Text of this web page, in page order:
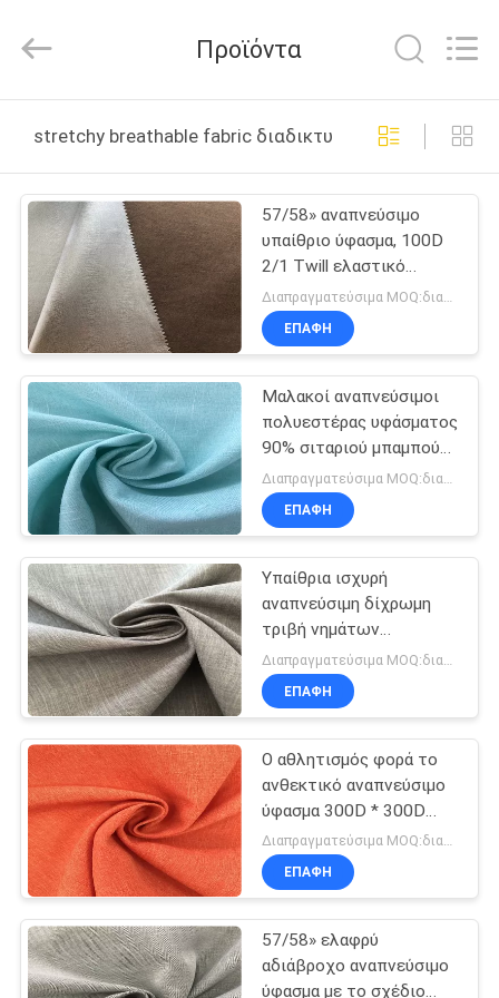
ΠΡΟΪΌΝΤΑ
ΠΕΡΊΠΟΥ
ΕΜΕΊΣ
ΓΎΡΟΣ
ΕΡΓΟΣΤΑΣΊΩΝ
ΠΟΙΟΤΙΚΌΣ
ΈΛΕΓΧΟΣ
ΜΑΣ
ΕΛΆΤΕ
ΣΕ
ΕΠΑΦΉ
ΜΕ
ΕΙΔΉΣΕΙΣ
ΠΕΡΙΠΤΏΣΕΙΣ
COMPANY
Textile
Co.,Ltd.
Reserved.
Προϊόντα
stretchy breathable fabric διαδικτυακή κατασκευή
57/58» αναπνεύσιμο
υπαίθριο ύφασμα, 100D
2/1 Twill ελαστικό
αναπνεύσιμο ύφασμα
Διαπραγματεύσιμα MOQ:διαπραγμάτευση
ΕΠΑΦΉ
Μαλακοί αναπνεύσιμοι
πολυεστέρας υφάσματος
90% σιταριού μπαμπού
και νερό τεχνητής
μέταξας 10% ανθεκτικοί
ΕΠΑΦΉ
Υπαίθρια ισχυρή
αναπνεύσιμη δίχρωμη
τριβή νημάτων
υφάσματος 170D ειδική
ανθεκτική
ΕΠΑΦΉ
Ο αθλητισμός φορά το
ανθεκτικό αναπνεύσιμο
ύφασμα 300D * 300D
αντι - σχίστε τη
σταθερότητα υψηλού
χρώματος
Διαπραγματεύσιμα MOQ:διαπραγμάτευση
ΕΠΑΦΉ
57/58» ελαφρύ
αδιάβροχο αναπνεύσιμο
ύφασμα με το σχέδιο